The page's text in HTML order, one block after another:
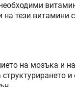
тези витамини
на мозъка и
и